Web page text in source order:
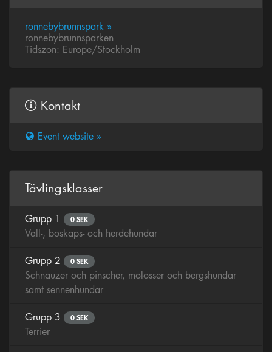
ronnebybrunnspark »
ronnebybrunnsparken
Tidszon: Europe/Stockholm
Kontakt
Event website »
Tävlingsklasser
Grupp 1 0 SEK
Vall-, boskaps- och herdehundar
Grupp 2 0 SEK
Schnauzer och pinscher, molosser och bergshundar
samt sennenhundar
Grupp 3 0 SEK
Terrier